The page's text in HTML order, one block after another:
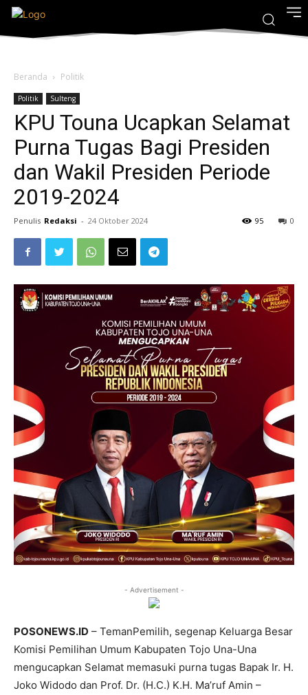
Beranda Politik
Politik Sulteng
KPU Touna Ucapkan Selamat
Purna Tugas Bagi Presiden
dan Wakil Presiden Periode
2019-2024
Penulis Redaksi - 24 Oktober 2024 0
95
- Advertisement -
POSONEWS.ID – TemanPemilih, segenap Keluarga Besar
Komisi Pemilihan Umum Kabupaten Tojo Una-Una
mengucapkan Selamat memasuki purna tugas Bapak Ir. H.
Joko Widodo dan Prof. Dr. (H.C.) K.H. Ma’ruf Amin –